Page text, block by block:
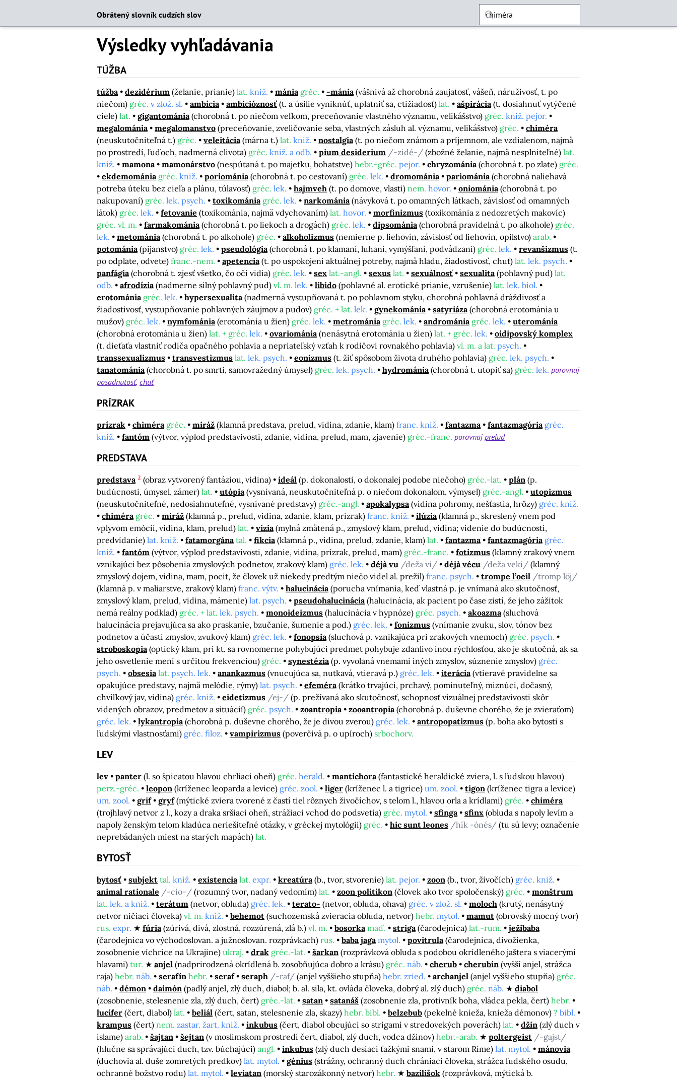
Obrátený slovník cudzích slov
Výsledky vyhľadávania
TÚŽBA
túžba dezidérium (želanie, prianie) lat. kniž. mánia gréc. -mánia (vášnivá až chorobná zaujatosť, vášeň, náruživosť, t. po
niečom) gréc. v zlož. sl. ambícia ambicióznosť (t. a úsilie vyniknúť, uplatniť sa, ctižiadosť) lat. ašpirácia (t. dosiahnuť vytýčené
ciele) lat. gigantománia (chorobná t. po niečom veľkom, preceňovanie vlastného významu, velikášstvo) gréc. kniž. pejor.
megalománia
megalomanstvo (preceňovanie, zveličovanie seba, vlastných zásluh al. významu, velikášstvo) gréc.
chiméra
(neuskutočniteľná t.) gréc. veleitácia (márna t.) lat. kniž. nostalgia (t. po niečom známom a príjemnom, ale vzdialenom, najmä
po prostredí, ľuďoch, nadmerná clivota) gréc. kniž. a odb. pium desiderium /-zidé-/ (zbožné želanie, najmä nesplniteľné) lat.
kniž.
mamona mamonárstvo (nespútaná t. po majetku, bohatstve) hebr.-gréc. pejor. chryzománia (chorobná t. po zlate) gréc.
ekdemománia gréc. kniž. poriománia (chorobná t. po cestovaní) gréc. lek. dromománia pariománia (chorobná naliehavá
potreba úteku bez cieľa a plánu, túlavosť) gréc. lek. hajmveh (t. po domove, vlasti) nem. hovor. oniománia (chorobná t. po
nakupovaní) gréc. lek. psych. toxikománia gréc. lek. narkománia (návyková t. po omamných látkach, závislosť od omamných
látok) gréc. lek. fetovanie (toxikománia, najmä vdychovaním) lat. hovor. morfinizmus (toxikománia z nedozretých makovíc)
gréc. vl. m.
farmakománia (chorobná t. po liekoch a drogách) gréc. lek. dipsománia (chorobná pravidelná t. po alkohole) gréc.
lek.
metománia (chorobná t. po alkohole) gréc. alkoholizmus (nemierne p. liehovín, závislosť od liehovín, opilstvo) arab.
potománia (pijanstvo) gréc. lek. pseudológia (chorobná t. po klamaní, luhaní, vymýšľaní, podvádzaní) gréc. lek. revanšizmus (t.
po odplate, odvete) franc.-nem. apetencia (t. po uspokojení aktuálnej potreby, najmä hladu, žiadostivosť, chuť) lat. lek. psych.
panfágia (chorobná t. zjesť všetko, čo oči vidia) gréc. lek. sex lat.-angl. sexus lat. sexuálnosť sexualita (pohlavný pud) lat.
odb.
afrodízia (nadmerne silný pohlavný pud) vl. m. lek. libido (pohlavné al. erotické prianie, vzrušenie) lat. lek. biol.
erotománia gréc. lek. hypersexualita (nadmerná vystupňovaná t. po pohlavnom styku, chorobná pohlavná dráždivosť a
žiadostivosť, vystupňovanie pohlavných záujmov a pudov) gréc. + lat. lek. gynekománia satyriáza (chorobná erotománia u
mužov) gréc. lek. nymfománia (erotománia u žien) gréc. lek. metrománia gréc. lek. andrománia gréc. lek.
uterománia
(chorobná erotománia u žien) lat. + gréc. lek. ovariománia (nenásytná erotománia u žien) lat. + gréc. lek.
oidipovský komplex
(t. dieťaťa vlastniť rodiča opačného pohlavia a nepriateľský vzťah k rodičovi rovnakého pohlavia) vl. m. a lat. psych.
transsexualizmus
transvestizmus lat. lek. psych. eonizmus (t. žiť spôsobom života druhého pohlavia) gréc. lek. psych.
tanatománia (chorobná t. po smrti, samovražedný úmysel) gréc. lek. psych. hydrománia (chorobná t. utopiť sa) gréc. lek. porovnaj
posadnutosť chuť
PRÍZRAK
prízrak chiméra gréc. miráž (klamná predstava, prelud, vidina, zdanie, klam) franc. kniž. fantazma fantazmagória gréc.
kniž.
fantóm (výtvor, výplod predstavivosti, zdanie, vidina, prelud, mam, zjavenie) gréc.-franc. porovnajprelud
PREDSTAVA
predstava 2 (obraz vytvorený fantáziou, vidina) ideál (p. dokonalosti, o dokonalej podobe niečoho) gréc.-lat. plán (p.
budúcnosti, úmysel, zámer) lat. utópia (vysnívaná, neuskutočniteľná p. o niečom dokonalom, výmysel) gréc.-angl.
utopizmus
(neuskutočniteľné, nedosiahnuteľné, vysnívané predstavy) gréc.-angl. apokalypsa (vidina pohromy, nešťastia, hrôzy) gréc. kniž.
chiméra gréc. miráž (klamná p., prelud, vidina, zdanie, klam, prízrak) franc. kniž. ilúzia (klamná p., skreslený vnem pod
vplyvom emócií, vidina, klam, prelud) lat. vízia (mylná zmätená p., zmyslový klam, prelud, vidina; videnie do budúcnosti,
predvídanie) lat. kniž. fatamorgána tal. fikcia (klamná p., vidina, prelud, zdanie, klam) lat. fantazma fantazmagória gréc.
kniž.
fantóm (výtvor, výplod predstavivosti, zdanie, vidina, prízrak, prelud, mam) gréc.-franc. fotizmus (klamný zrakový vnem
vznikajúci bez pôsobenia zmyslových podnetov, zrakový klam) gréc. lek. déjà vu /deža vi/ déjà vécu /deža veki/ (klamný
zmyslový dojem, vidina, mam, pocit, že človek už niekedy predtým niečo videl al. prežil) franc. psych. trompe l’oeil /tromp löj/
(klamná p. v maliarstve, zrakový klam) franc. výtv. halucinácia (porucha vnímania, keď vlastná p. je vnímaná ako skutočnosť,
zmyslový klam, prelud, vidina, mámenie) lat. psych. pseudohalucinácia (halucinácia, ak pacient po čase zistí, že jeho zážitok
nemá reálny podklad) gréc. + lat. lek. psych. monoideizmus (halucinácia v hypnóze) gréc. psych. akoazma (sluchová
halucinácia prejavujúca sa ako praskanie, bzučanie, šumenie a pod.) gréc. lek. fonizmus (vnímanie zvuku, slov, tónov bez
podnetov a účasti zmyslov, zvukový klam) gréc. lek. fonopsia (sluchová p. vznikajúca pri zrakových vnemoch) gréc. psych.
stroboskopia (optický klam, pri kt. sa rovnomerne pohybujúci predmet pohybuje zdanlivo inou rýchlosťou, ako je skutočná, ak sa
jeho osvetlenie mení s určitou frekvenciou) gréc. synestézia (p. vyvolaná vnemami iných zmyslov, súznenie zmyslov) gréc.
psych.
obsesia lat. psych. lek. anankazmus (vnucujúca sa, nutkavá, vtieravá p.) gréc. lek. iterácia (vtieravé pravidelne sa
opakujúce predstavy, najmä melódie, rýmy) lat. psych. efeméra (krátko trvajúci, prchavý, pominuteľný, miznúci, dočasný,
chvíľkový jav, vidina) gréc. kniž. eidetizmus /ej-/ (p. prežívaná ako skutočnosť, schopnosť vizuálnej predstavivosti skôr
videných obrazov, predmetov a situácií) gréc. psych. zoantropia zooantropia (chorobná p. duševne chorého, že je zvieraťom)
gréc. lek.
lykantropia (chorobná p. duševne chorého, že je divou zverou) gréc. lek. antropopatizmus (p. boha ako bytosti s
ľudskými vlastnosťami) gréc. filoz. vampirizmus (poverčivá p. o upíroch) srbochorv.
LEV
lev panter (l. so špicatou hlavou chrliaci oheň) gréc. herald. mantichora (fantastické heraldické zviera, l. s ľudskou hlavou)
perz.-gréc.
leopon (kríženec leoparda a levice) gréc. zool. liger (kríženec l. a tigrice) um. zool. tigon (kríženec tigra a levice)
um. zool.
grif gryf (mýtické zviera tvorené z častí tiel rôznych živočíchov, s telom l., hlavou orla a krídlami) gréc.
chiméra
(trojhlavý netvor z l., kozy a draka sršiaci oheň, strážiaci vchod do podsvetia) gréc. mytol. sfinga sfinx (obluda s napoly levím a
napoly ženským telom kladúca neriešiteľné otázky, v gréckej mytológii) gréc. hic sunt leones /hík -ónés/ (tu sú levy; označenie
neprebádaných miest na starých mapách) lat.
BYTOSŤ
bytosť subjekt tal. kniž. existencia lat. expr. kreatúra (b., tvor, stvorenie) lat. pejor. zoon (b., tvor, živočích) gréc. kniž.
animal rationale /-cio-/ (rozumný tvor, nadaný vedomím) lat. zoon politikon (človek ako tvor spoločenský) gréc.
monštrum
lat. lek. a kniž. terátum (netvor, obluda) gréc. lek. terato- (netvor, obluda, ohava) gréc. v zlož. sl. moloch (krutý, nenásytný
netvor ničiaci človeka) vl. m. kniž. behemot (suchozemská zvieracia obluda, netvor) hebr. mytol. mamut (obrovský mocný tvor)
rus. expr. fúria (zúrivá, divá, zlostná, rozzúrená, zlá b.) vl. m. bosorka maď. striga (čarodejnica) lat.-rum.
ježibaba
(čarodejnica vo východoslovan. a južnoslovan. rozprávkach) rus. baba jaga mytol. povitrula (čarodejnica, divožienka,
zosobnenie víchrice na Ukrajine) ukraj. drak gréc.-lat. šarkan (rozprávková obluda s podobou okrídleného jaštera s viacerými
hlavami) tur. anjel (nadprirodzená okrídlená b. zosobňujúca dobro a krásu) gréc. náb. cherub cherubín (vyšší anjel, strážca
raja) hebr. náb. serafín hebr. seraf seraph /-raf/ (anjel vyššieho stupňa) hebr. zried. archanjel (anjel vyššieho stupňa) gréc.
náb.
démon daimón (padlý anjel, zlý duch, diabol; b. al. sila, kt. ovláda človeka, dobrý al. zlý duch) gréc. náb.
diabol
(zosobnenie, stelesnenie zla, zlý duch, čert) gréc.-lat. satan satanáš (zosobnenie zla, protivník boha, vládca pekla, čert) hebr.
lucifer (čert, diabol) lat. beliál (čert, satan, stelesnenie zla, skazy) hebr. bibl. belzebub (pekelné knieža, knieža démonov) ? bibl.
krampus (čert) nem. zastar. žart. kniž. inkubus (čert, diabol obcujúci so strigami v stredovekých poverách) lat. džin (zlý duch v
islame) arab. šajtan šejtan (v moslimskom prostredí čert, diabol, zlý duch, vodca džinov) hebr.-arab. poltergeist /-gajst/
(hlučne sa správajúci duch, tzv. búchajúci) angl. inkubus (zlý duch desiaci ťažkými snami, v starom Ríme) lat. mytol.
mánovia
(duchovia al. duše zomretých predkov) lat. mytol. génius (strážny, ochranný duch chrániaci človeka, strážca ľudského osudu,
ochranné božstvo rodu) lat. mytol. leviatan (morský starozákonný netvor) hebr. bazilišok (rozprávková, mýtická b.